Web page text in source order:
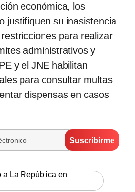
económica, los
justifiquen su inasistencia
para realizar
administrativos y
y el JNE habilitan
para consultar multas
dispensas en casos
a La República en